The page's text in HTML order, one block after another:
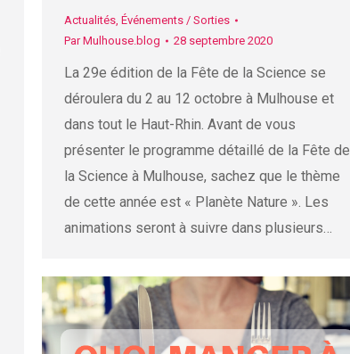
Actualités, Événements / Sorties
ParMulhouse.blog 28 septembre 2020
La 29e édition de la Fête de la Science se
déroulera du 2 au 12 octobre à Mulhouse et
dans tout le Haut-Rhin. Avant de vous
présenter le programme détaillé de la Fête de
la Science à Mulhouse, sachez que le thème
de cette année est « Planète Nature ». Les
animations seront à suivre dans plusieurs…